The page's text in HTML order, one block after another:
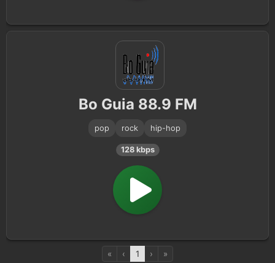
Bo Guia 88.9 FM
pop rock hip-hop
128 kbps
« ‹ 1 › »